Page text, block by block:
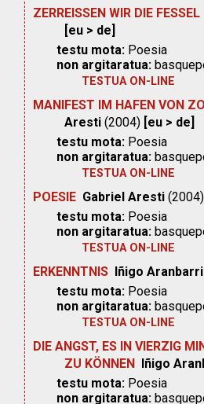
ZERREISSEN WIR DIE FESSEL
[eu > de]
testu mota: Poesia
non argitaratua:
TESTUA ON-LINE
MANIFEST IM HAFEN VON
Aresti (2004) [eu > de]
testu mota: Poesia
non argitaratua:
TESTUA ON-LINE
POESIE Gabriel Aresti (2004)
testu mota: Poesia
non argitaratua:
TESTUA ON-LINE
ERKENNTNIS Iñigo Aranbarri
testu mota: Poesia
non argitaratua:
TESTUA ON-LINE
DIE ANGST, ES IN VIERZIG
ZU KÖNNEN Iñigo
testu mota: Poesia
non argitaratua: